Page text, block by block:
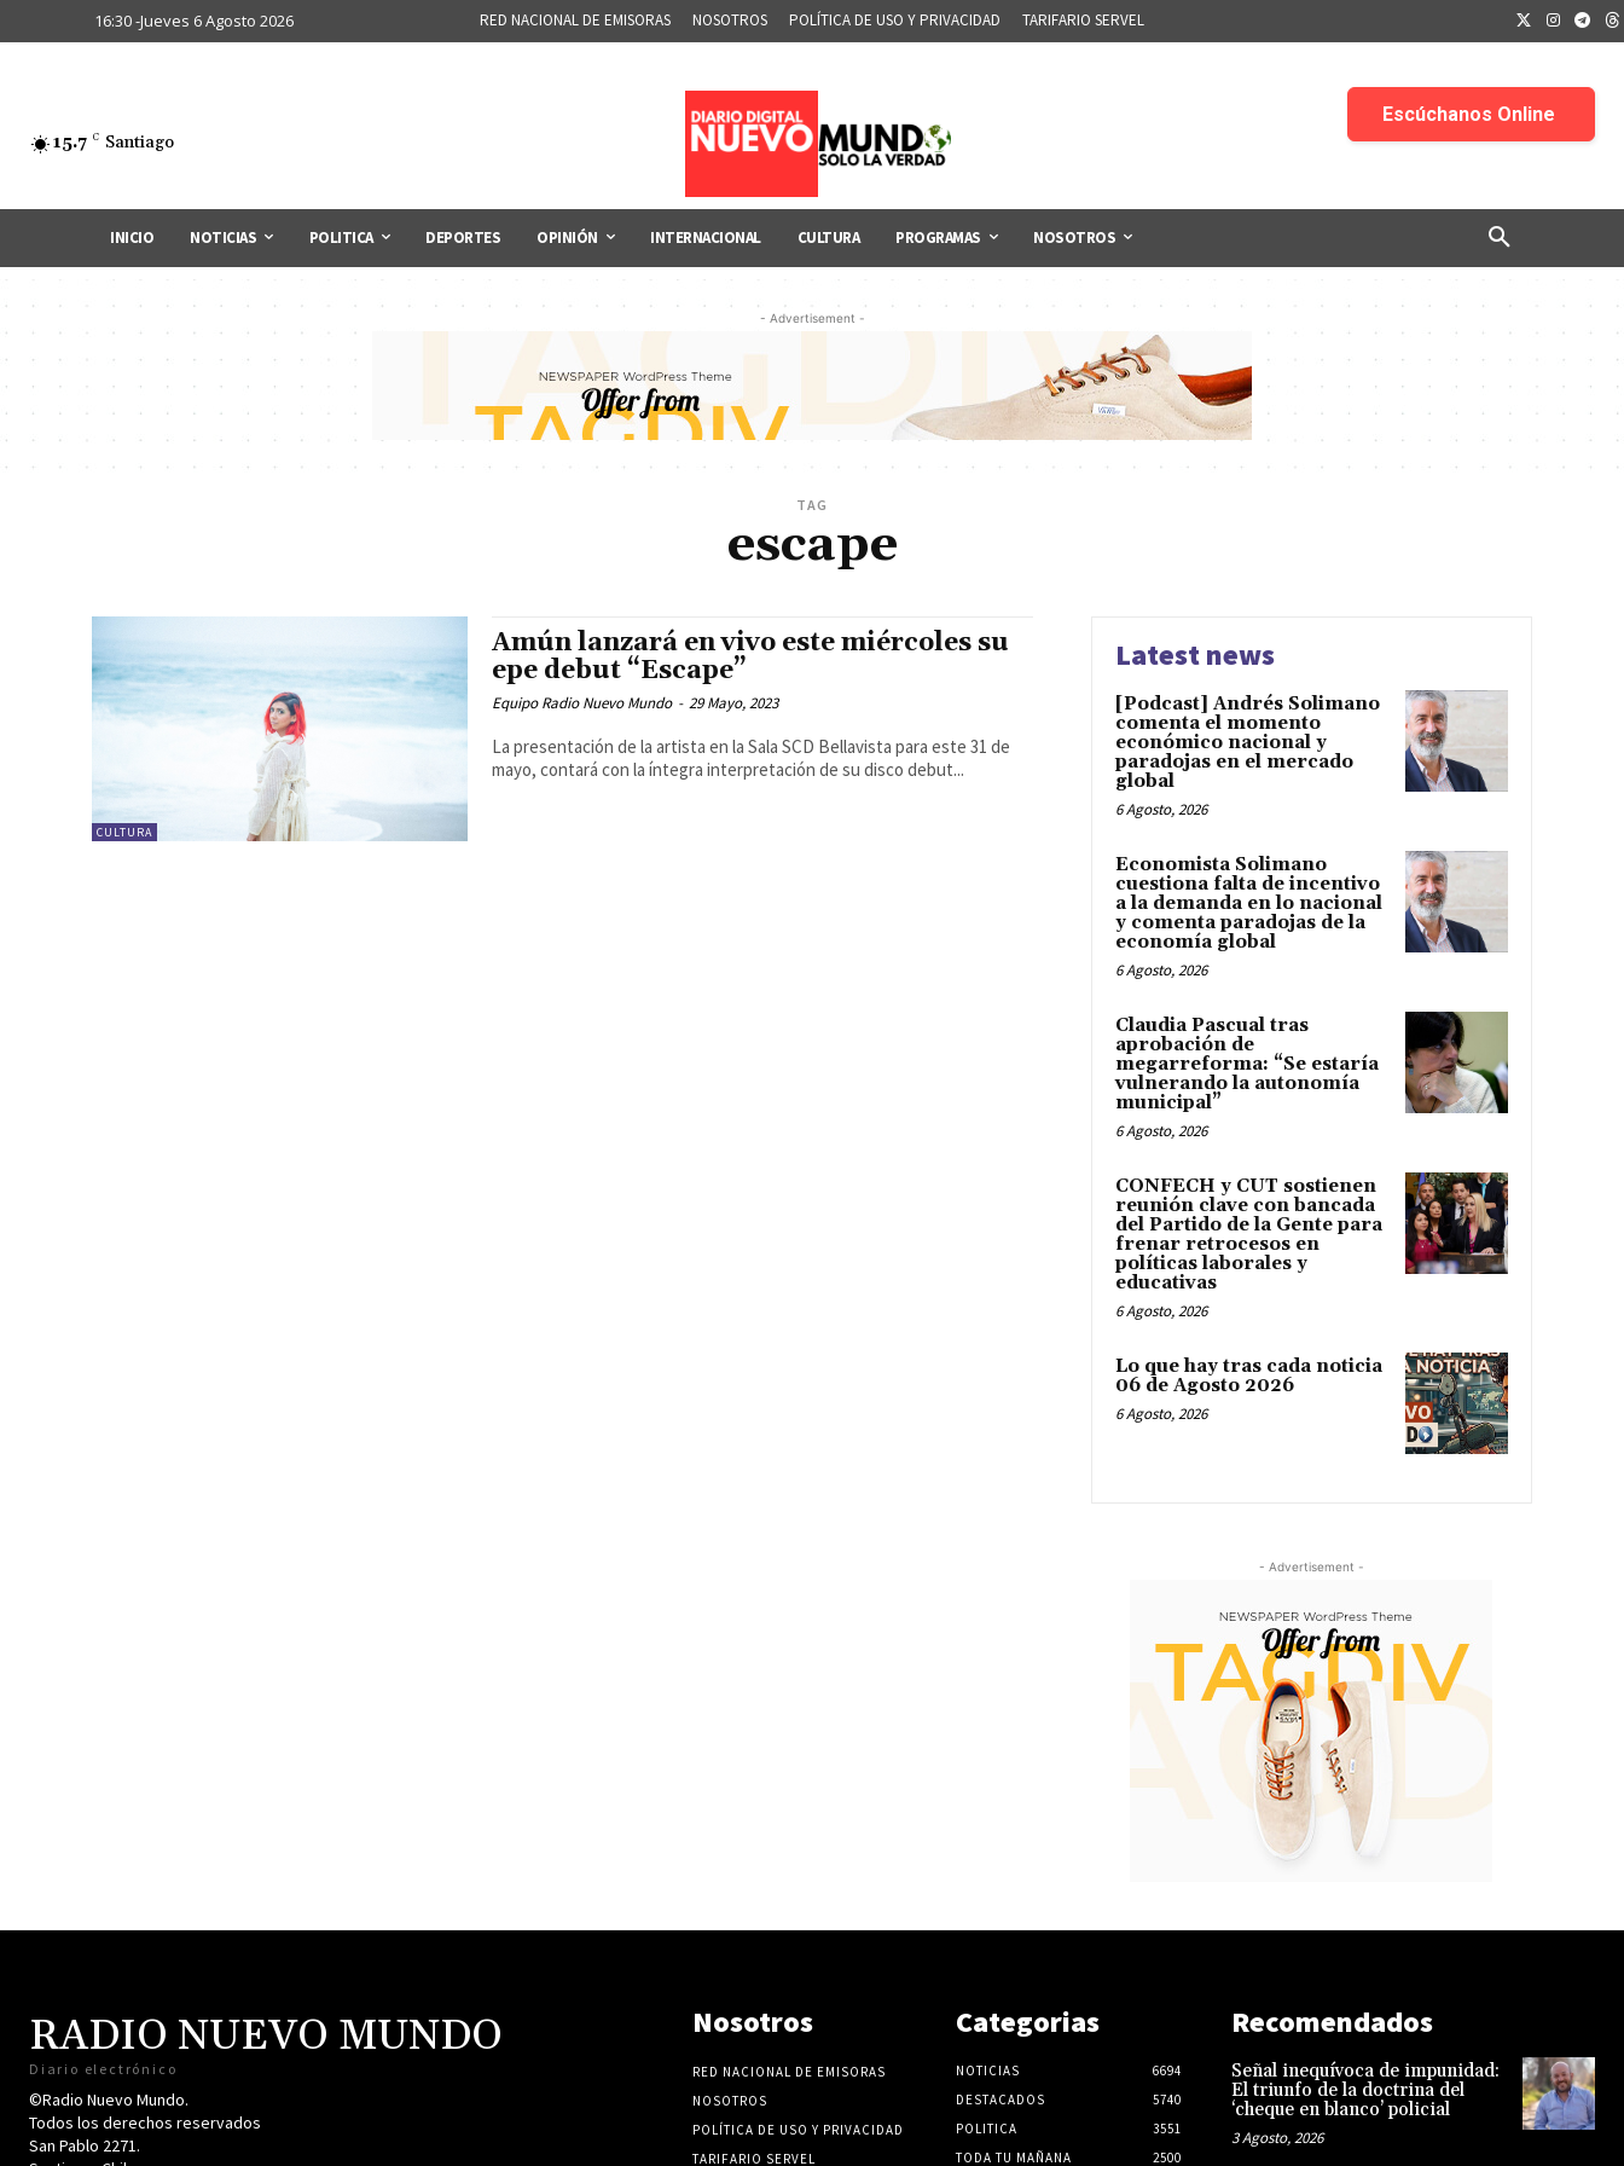
16:30 -Jueves 6 Agosto 2026 RED NACIONAL DE EMISORAS NOSOTROS POLÍTICA DE USO Y PRIVACIDAD TARIFARIO SERVEL
15.7 C Santiago
INICIO NOTICIAS POLITICA DEPORTES OPINIÓN INTERNACIONAL CULTURA PROGRAMAS NOSOTROS
- Advertisement -
TAG
escape
CULTURA
Amún lanzará en vivo este miércoles su
epe debut “Escape”
Equipo Radio Nuevo Mundo - 29 Mayo, 2023
La presentación de la artista en la Sala SCD Bellavista para este 31 de
mayo, contará con la íntegra interpretación de su disco debut...
Latest news
[Podcast] Andrés Solimano
comenta el momento
económico nacional y
paradojas en el mercado
global
6 Agosto, 2026
Economista Solimano
cuestiona falta de incentivo
a la demanda en lo nacional
y comenta paradojas de la
economía global
6 Agosto, 2026
Claudia Pascual tras
aprobación de
megarreforma: “Se estaría
vulnerando la autonomía
municipal”
6 Agosto, 2026
CONFECH y CUT sostienen
reunión clave con bancada
del Partido de la Gente para
frenar retrocesos en
políticas laborales y
educativas
6 Agosto, 2026
Lo que hay tras cada noticia
06 de Agosto 2026
6 Agosto, 2026
- Advertisement -
RADIO NUEVO MUNDO
Diario electrónico
©Radio Nuevo Mundo.
Todos los derechos reservados
San Pablo 2271.
Nosotros
RED NACIONAL DE EMISORAS
NOSOTROS
POLÍTICA DE USO Y PRIVACIDAD
TARIFARIO SERVEL
Categorias
NOTICIAS
6694
DESTACADOS
5740
POLITICA
3551
TODA TU MAÑANA
2500
Recomendados
Señal inequívoca de impunidad:
El triunfo de la doctrina del
‘cheque en blanco’ policial
3 Agosto, 2026